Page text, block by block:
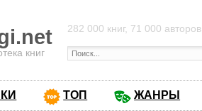
книг
282 000 книг, 71 000 авторов
ТОП ЖАНРЫ